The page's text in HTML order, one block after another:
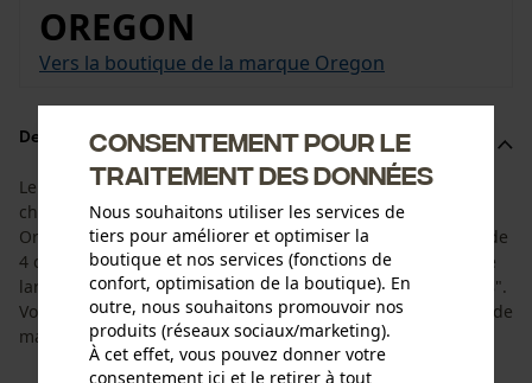
OREGON
Vers la boutique de la marque Oregon
Description du produit
Le kit est adapté à la durée de vie du guide-chaîne et de la
chaîne de tronçonneuse. Il se compose du guide-chaîne
Oregon AdvanceCut d'une longueur de coupe de 35 cm et de
4 chaînes de tronçonneuse Oregon DuraCut/MultiCut d'une
largeur de maillon entraîneur de 1,3 mm et d'un pas de 3/8".
Vous avez ainsi la chaîne de rechange appropriée à portée de
main.
Consentement pour le
traitement des données
Nous souhaitons utiliser les services de
tiers pour améliorer et optimiser la
boutique et nos services (fonctions de
confort, optimisation de la boutique). En
outre, nous souhaitons promouvoir nos
produits (réseaux sociaux/marketing).
À cet effet, vous pouvez donner votre
consentement ici et le retirer à tout